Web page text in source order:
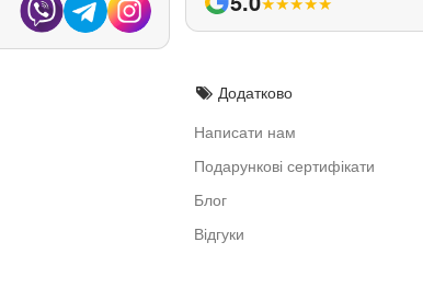
Додатково
Написати нам
Подарункові сертифікати
Блог
Відгуки